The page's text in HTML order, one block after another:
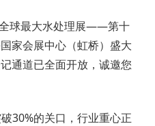
球最大水处理展——第十
家会展中心（虹桥）盛大
通道已全面开放，诚邀您
30%的关口，行业重心正